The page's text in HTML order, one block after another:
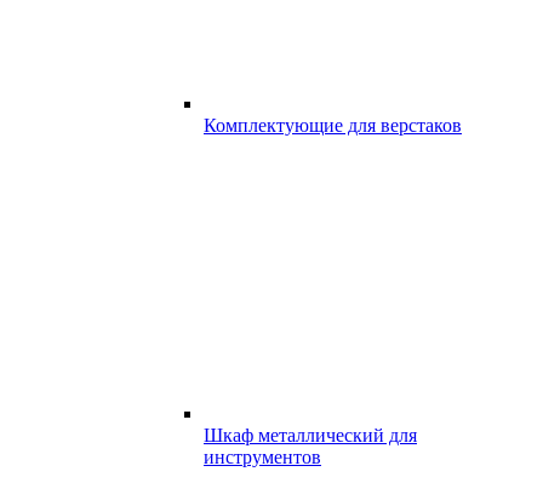
Комплектующие для верстаков
Шкаф металлический для
инструментов